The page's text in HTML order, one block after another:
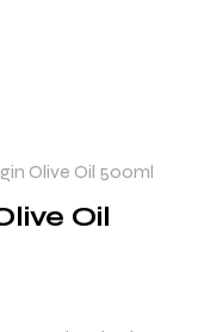
Olive Oil 500ml
Oil